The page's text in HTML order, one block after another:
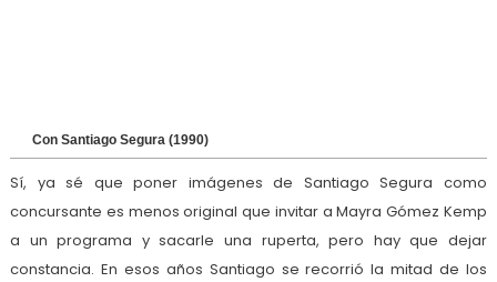
Con Santiago Segura (1990)
Sí, ya sé que poner imágenes de Santiago Segura como
concursante es menos original que invitar a Mayra Gómez Kemp
a un programa y sacarle una ruperta, pero hay que dejar
constancia. En esos años Santiago se recorrió la mitad de los